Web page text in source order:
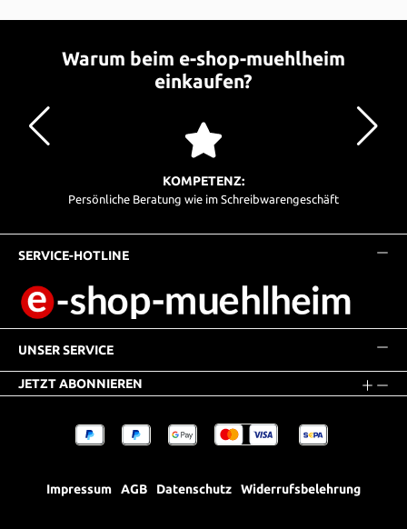
Warum beim e-shop-muehlheim
einkaufen?
KOMPETENZ:
Persönliche Beratung wie im Schreibwarengeschäft
SERVICE-HOTLINE
UNSER SERVICE
JETZT ABONNIEREN
Impressum AGB Datenschutz Widerrufsbelehrung